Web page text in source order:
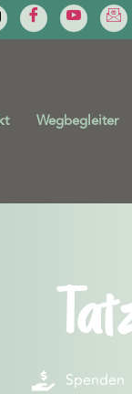
Wegbegleiter
Spenden